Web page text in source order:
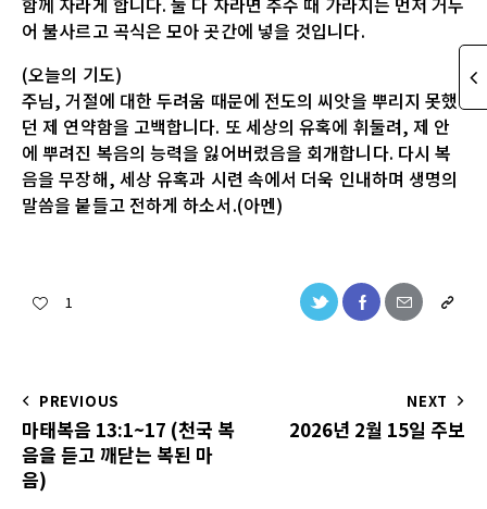
어 불사르고 곡식은 모아 곳간에 넣을 것입니다.
(오늘의 기도)
주님, 거절에 대한 두려움 때문에 전도의 씨앗을 뿌리지 못했
던 제 연약함을 고백합니다. 또 세상의 유혹에 휘둘려, 제 안
에 뿌려진 복음의 능력을 잃어버렸음을 회개합니다. 다시 복
음을 무장해, 세상 유혹과 시련 속에서 더욱 인내하며 생명의
말씀을 붙들고 전하게 하소서.(아멘)
1
PREVIOUS
마태복음 13:1~17 (천국 복
음을 듣고 깨닫는 복된 마
음)
NEXT
2026년 2월 15일 주보